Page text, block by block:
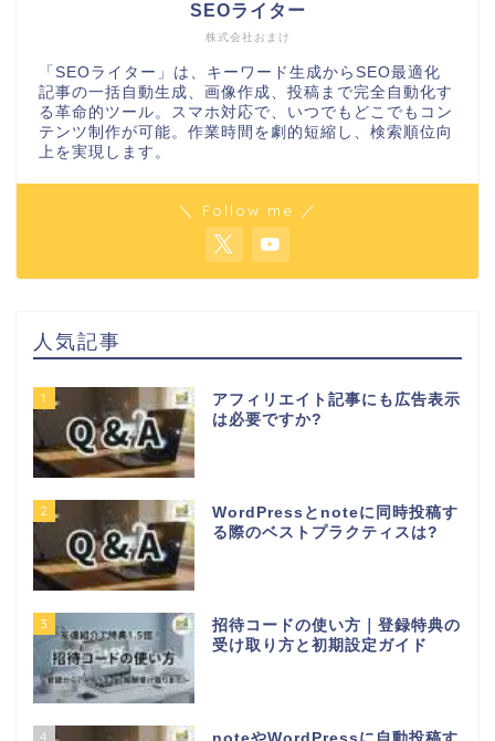
株式会社おまけ
SEOライター
「SEOライター」は、キーワード生成からSEO最適化
記事の一括自動生成、画像作成、投稿まで完全自動化す
る革命的ツール。スマホ対応で、いつでもどこでもコン
テンツ制作が可能。作業時間を劇的短縮し、検索順位向
上を実現します。
＼ Follow me ／
人気記事
1
アフィリエイト記事にも広告表示
は必要ですか?
2
WordPressとnoteに同時投稿す
る際のベストプラクティスは?
3
招待コードの使い方｜登録特典の
受け取り方と初期設定ガイド
4